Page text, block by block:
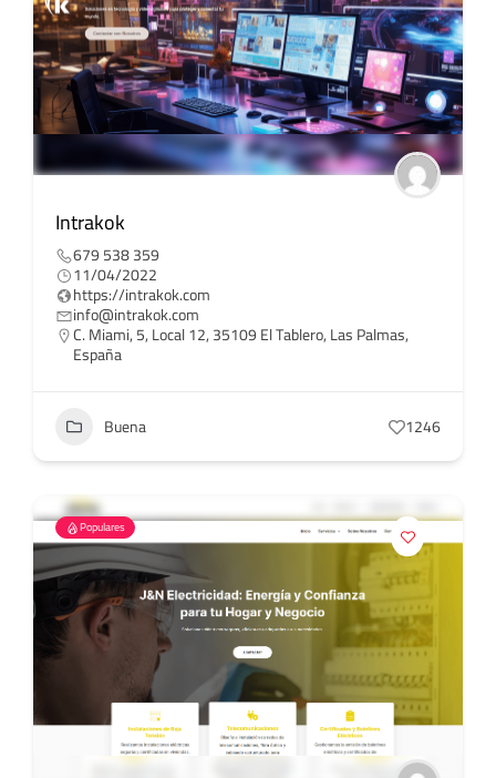
Intrakok
679 538 359
11/04/2022
https://intrakok.com
info@intrakok.com
C. Miami, 5, Local 12, 35109 El Tablero, Las Palmas,
España
Buena 1246
Populares